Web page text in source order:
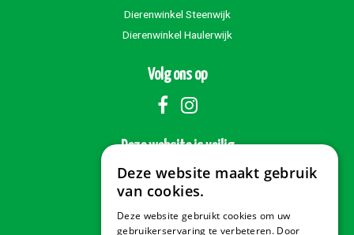
Dierenwinkel Steenwijk
Dierenwinkel Haulerwijk
Volg ons op
Deze website is veilig
Veilig betalen
Deze website maakt gebruik
van cookies.
Deze website gebruikt cookies om uw
gebruikerservaring te verbeteren. Door